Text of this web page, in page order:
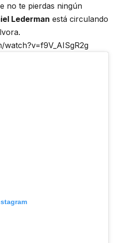
no te pierdas ningún
Lederman está circulando